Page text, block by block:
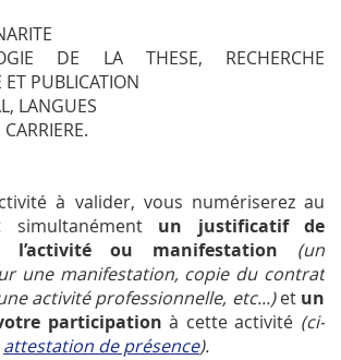
DE LA THESE, RECHERCHE
PUBLICATION
LANGUES
à valider, vous numériserez au
un justificatif de
l’activité ou manifestation (un
une manifestation, copie du contrat
activité professionnelle, etc...)et un
participation à cette activité (ci-
attestation de présence).